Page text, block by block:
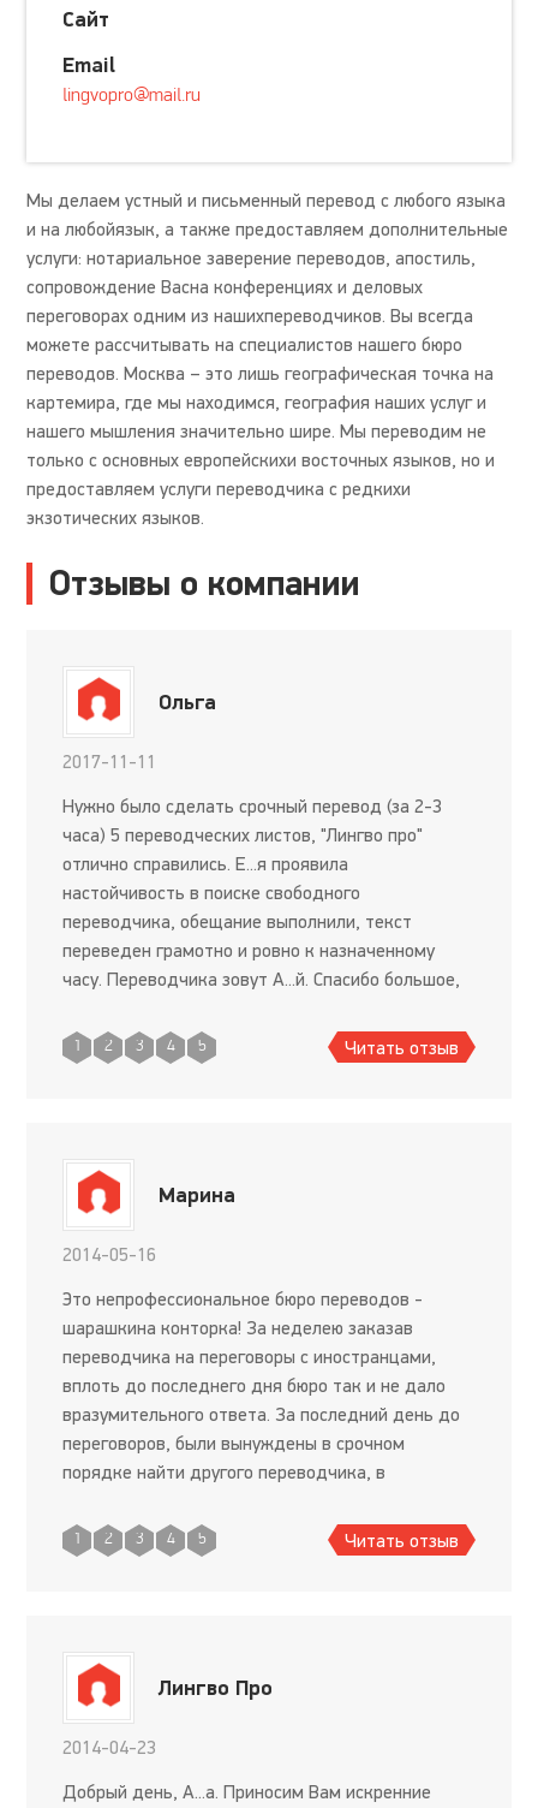
Сайт
Email
lingvopro@mail.ru
Мы делаем устный и письменный перевод с любого языка
и на любойязык, а также предоставляем дополнительные
услуги: нотариальное заверение переводов, апостиль,
сопровождение Васна конференциях и деловых
переговорах одним из нашихпереводчиков. Вы всегда
можете рассчитывать на специалистов нашего бюро
переводов. Москва – это лишь географическая точка на
картемира, где мы находимся, география наших услуг и
нашего мышления значительно шире. Мы переводим не
только с основных европейскихи восточных языков, но и
предоставляем услуги переводчика с редкихи
экзотических языков.
Отзывы о компании
Ольга
2017-11-11
Нужно было сделать срочный перевод (за 2-3
часа) 5 переводческих листов, "Лингво про"
отлично справились. Е...я проявила
настойчивость в поиске свободного
переводчика, обещание выполнили, текст
переведен грамотно и ровно к назначенному
часу. Переводчика зовут А...й. Спасибо большое,
1 2 3 4 5 Читать отзыв
Марина
2014-05-16
Это непрофессиональное бюро переводов -
шарашкина конторка! За неделею заказав
переводчика на переговоры с иностранцами,
вплоть до последнего дня бюро так и не дало
вразумительного ответа. За последний день до
переговоров, были вынуждены в срочном
порядке найти другого переводчика, в
сделка, к которой готовились не один м
1 2 3 4 5 Читать отзыв
Лингво Про
2014-04-23
Добрый день, А...а. Приносим Вам искренние